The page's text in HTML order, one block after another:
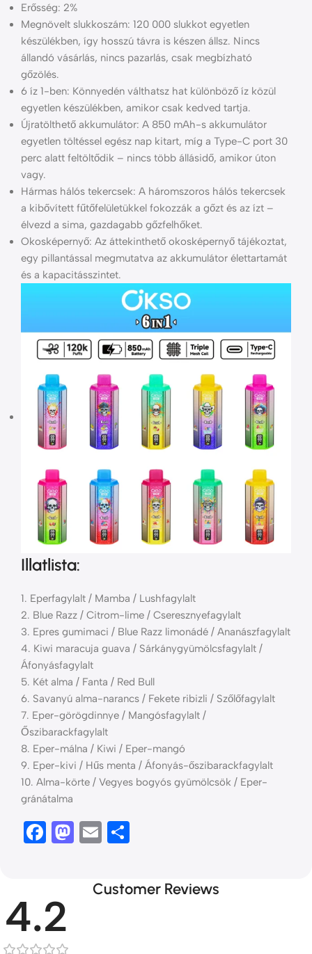
Erősség: 2%
Megnövelt slukkoszám: 120 000 slukkot egyetlen
készülékben, így hosszú távra is készen állsz. Nincs
állandó vásárlás, nincs pazarlás, csak megbízható
gőzölés.
6 íz 1-ben: Könnyedén válthatsz hat különböző íz közül
egyetlen készülékben, amikor csak kedved tartja.
Újratölthető akkumulátor: A 850 mAh-s akkumulátor
egyetlen töltéssel egész nap kitart, míg a Type-C port 30
perc alatt feltöltődik – nincs több állásidő, amikor úton
vagy.
Hármas hálós tekercsek: A háromszoros hálós tekercsek
a kibővített fűtőfelületükkel fokozzák a gőzt és az ízt –
élvezd a sima, gazdagabb gőzfelhőket.
Okosképernyő: Az áttekinthető okosképernyő tájékoztat,
egy pillantással megmutatva az akkumulátor élettartamát
és a kapacitásszintet.
Illatlista:
1. Eperfagylalt / Mamba / Lushfagylalt
2. Blue Razz / Citrom-lime / Cseresznyefagylalt
3. Epres gumimaci / Blue Razz limonádé / Ananászfagylalt
4. Kiwi maracuja guava / Sárkánygyümölcsfagylalt /
Áfonyásfagylalt
5. Két alma / Fanta / Red Bull
6. Savanyú alma-narancs / Fekete ribizli / Szőlőfagylalt
7. Eper-görögdinnye / Mangósfagylalt /
Őszibarackfagylalt
8. Eper-málna / Kiwi / Eper-mangó
9. Eper-kivi / Hűs menta / Áfonyás-őszibarackfagylalt
10. Alma-körte / Vegyes bogyós gyümölcsök / Eper-
gránátalma
Facebook
Mastodon
Email
Customer Reviews
4.2